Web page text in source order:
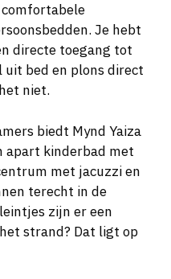
comfortabele
Je hebt
directe toegang tot
uit bed en plons direct
niet.
biedt Mynd Yaiza
apart kinderbad met
met jacuzzi en
terecht in de
zijn er een
strand? Dat ligt op